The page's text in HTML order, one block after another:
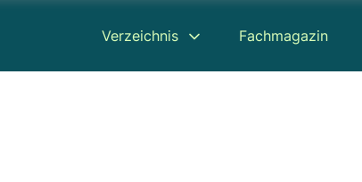
Verzeichnis Fachmagazin